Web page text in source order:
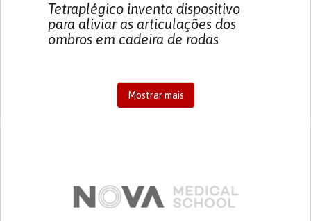
Tetraplégico inventa dispositivo
para aliviar as articulações dos
ombros em cadeira de rodas
Mostrar mais